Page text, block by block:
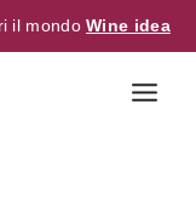
il mondoWine idea